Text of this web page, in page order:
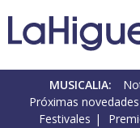
MUSICALIA:
Próximas novedades
Festivales